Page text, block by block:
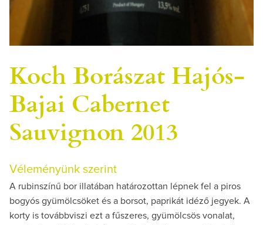
Koch Borászat Hajós-
Bajai Cabernet
Sauvignon 2013
Véleményünk szerint
A rubinszínű bor illatában határozottan lépnek fel a piros
bogyós gyümölcsöket és a borsot, paprikát idéző jegyek. A
korty is továbbviszi ezt a fűszeres, gyümölcsös vonalat,